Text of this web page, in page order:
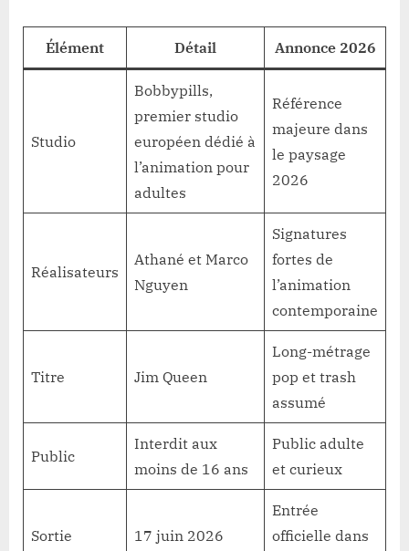
Élément Détail Annonce 2026
Studio
Bobbypills,
premier studio
européen dédié à
l’animation pour
adultes
Référence
majeure dans
le paysage
2026
Réalisateurs
Athané et Marco
Nguyen
Signatures
fortes de
l’animation
contemporaine
Titre Jim Queen
Long-métrage
pop et trash
assumé
Public
Interdit aux
moins de 16 ans
Public adulte
et curieux
Sortie 17 juin 2026
Entrée
officielle dans